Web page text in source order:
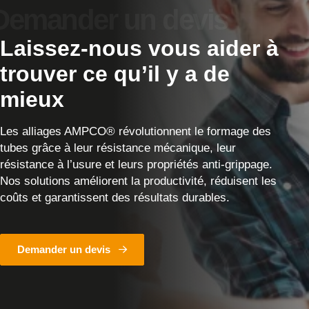
Laissez-nous vous aider à
trouver ce qu’il y a de
mieux
Les alliages AMPCO® révolutionnent le formage des
tubes grâce à leur résistance mécanique, leur
résistance à l’usure et leurs propriétés anti-grippage.
Nos solutions améliorent la productivité, réduisent les
coûts et garantissent des résultats durables.
Demander un devis